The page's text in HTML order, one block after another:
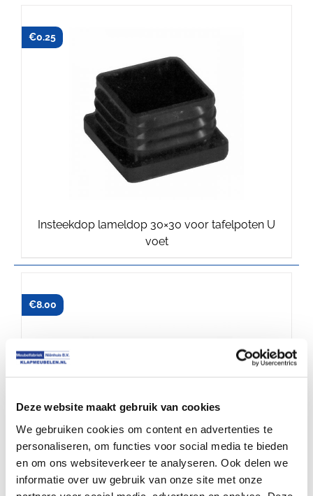
Deze website maakt gebruik van cookies
We gebruiken cookies om content en advertenties te
personaliseren, om functies voor social media te bieden
en om ons websiteverkeer te analyseren. Ook delen we
informatie over uw gebruik van onze site met onze
Insteekdop lameldop 30×30 voor tafelpoten U
voet
€0.25
Schaarklem voor klaptafel U voet schaarklem en
€8.00